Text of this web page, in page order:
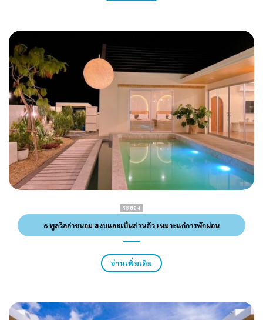
ระยอง
6 พูลวิลล่าขนอม สงบและเป็นส่วนตัว เหมาะแก่การพักผ่อน
อ่านเพิ่มเติม